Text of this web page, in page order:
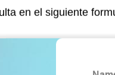
en el siguiente